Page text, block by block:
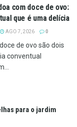
com doce de ovo:
que é uma delícia
AGO 7, 2026 0
de ovo são dois
conventual
para o jardim